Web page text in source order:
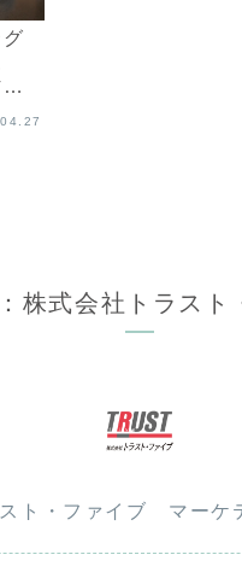
株式会社トラスト
ト・ファイブ マーケ